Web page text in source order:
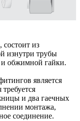
из
изнутри трубы
обжимной гайки.
является
и два гаечных
монтажа,
соединение.